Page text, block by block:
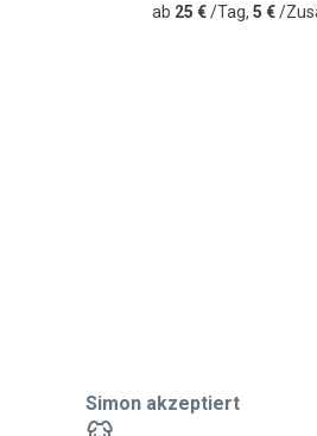
ab 25 €/Tag, 5 €/
Simon akzeptiert